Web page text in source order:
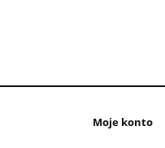
Moje konto